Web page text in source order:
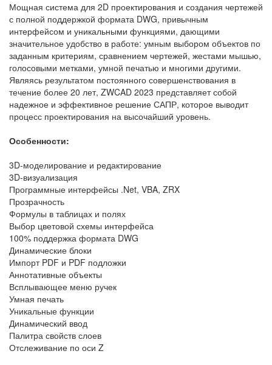
Мощная система для 2D проектирования и создания чертежей
с полной поддержкой формата DWG, привычным
интерфейсом и уникальными функциями, дающими
значительное удобство в работе: умным выбором объектов по
заданным критериям, сравнением чертежей, жестами мышью,
голосовыми метками, умной печатью и многими другими.
Являясь результатом постоянного совершенствования в
течение более 20 лет, ZWCAD 2023 представляет собой
надежное и эффективное решение САПР, которое выводит
процесс проектирования на высочайший уровень.
Особенности:
3D-моделирование и редактирование
3D-визуализация
Программные интерфейсы .Net, VBA, ZRX
Прозрачность
Формулы в таблицах и полях
Выбор цветовой схемы интерфейса
100% поддержка формата DWG
Динамические блоки
Импорт PDF и PDF подложки
Аннотативные объекты
Всплывающее меню ручек
Умная печать
Уникальные функции
Динамический ввод
Палитра свойств слоев
Отслеживание по оси Z